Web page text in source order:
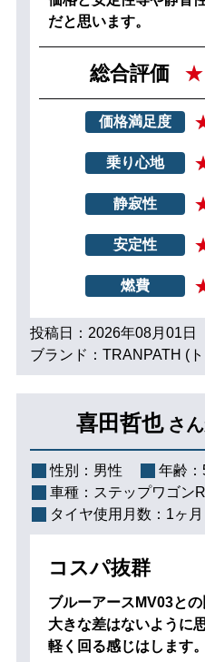
だと思います。
総合評価
価格満足度
乗り心地
静寂性
安定性
燃費
投稿日：2026年08月01日
ブランド：TRANPATH (
喜田哲也 さ
性別： 男性 年齢：
車種： ステップワゴン
タイヤ使用月数： 1ヶ月
コスパ抜群
ブルーアースMV03との
大きな差はないように
軽く回る感じはします